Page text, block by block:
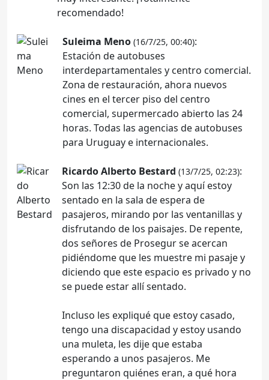
recomendado!
Suleima Meno (16/7/25, 00:40):
Estación de autobuses
interdepartamentales y centro comercial.
Zona de restauración, ahora nuevos
cines en el tercer piso del centro
comercial, supermercado abierto las 24
horas. Todas las agencias de autobuses
para Uruguay e internacionales.
Ricardo Alberto Bestard (13/7/25, 02:23):
Son las 12:30 de la noche y aquí estoy
sentado en la sala de espera de
pasajeros, mirando por las ventanillas y
disfrutando de los paisajes. De repente,
dos señores de Prosegur se acercan
pidiéndome que les muestre mi pasaje y
diciendo que este espacio es privado y no
se puede estar allí sentado.
Incluso les expliqué que estoy casado,
tengo una discapacidad y estoy usando
una muleta, les dije que estaba
esperando a unos pasajeros. Me
preguntaron quiénes eran, a qué hora